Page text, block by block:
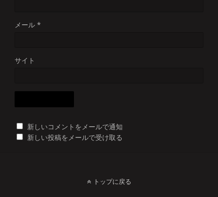
メール *
サイト
新しいコメントをメールで通知
新しい投稿をメールで受け取る
トップに戻る